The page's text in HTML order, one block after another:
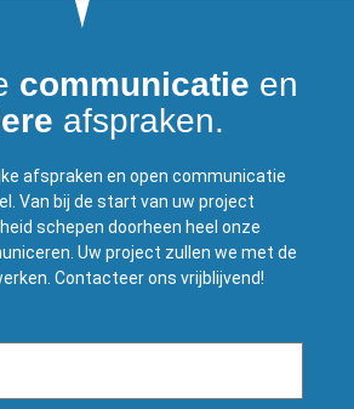
communicatie en
afspraken.
afspraken en open communicatie
Van bij de start van uw project
schepen doorheen heel onze
Uw project zullen we met de
Contacteer ons vrijblijvend!